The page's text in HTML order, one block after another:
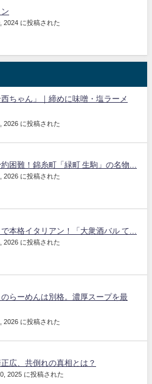
2024 に投稿された
ちゃん」｜締めに味噌・塩ラーメ
2026 に投稿された
困難！錦糸町「緑町 生駒」の名物...
2026 に投稿された
で本格イタリアン！「大衆酒バル て...
2026 に投稿された
らーめんは別格。濃厚スープを最
2026 に投稿された
広、共倒れの真相とは？
2025 に投稿された